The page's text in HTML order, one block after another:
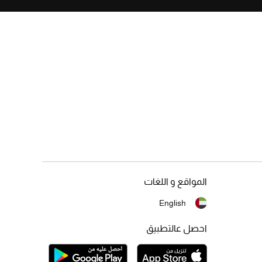
المواقع و اللغات
English
احصل عالتطبيق